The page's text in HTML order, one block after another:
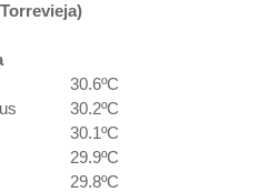
30.6ºC
30.2ºC
30.1ºC
29.9ºC
29.8ºC